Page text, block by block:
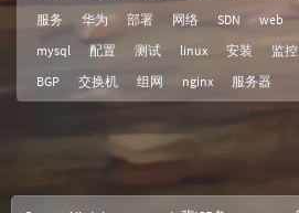
服务
华为 部署 网络 SDN web
mysql
配置 测试 linux 安装 监控
BGP
交换机 组网 nginx 服务器